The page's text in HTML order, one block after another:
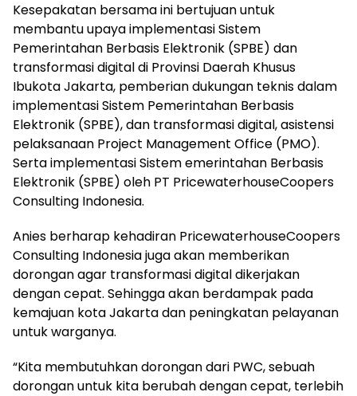
Kesepakatan bersama ini bertujuan untuk
membantu upaya implementasi Sistem
Pemerintahan Berbasis Elektronik (SPBE) dan
transformasi digital di Provinsi Daerah Khusus
Ibukota Jakarta, pemberian dukungan teknis dalam
implementasi Sistem Pemerintahan Berbasis
Elektronik (SPBE), dan transformasi digital, asistensi
pelaksanaan Project Management Office (PMO).
Serta implementasi Sistem emerintahan Berbasis
Elektronik (SPBE) oleh PT PricewaterhouseCoopers
Consulting Indonesia.
Anies berharap kehadiran PricewaterhouseCoopers
Consulting Indonesia juga akan memberikan
dorongan agar transformasi digital dikerjakan
dengan cepat. Sehingga akan berdampak pada
kemajuan kota Jakarta dan peningkatan pelayanan
untuk warganya.
“Kita membutuhkan dorongan dari PWC, sebuah
dorongan untuk kita berubah dengan cepat, terlebih